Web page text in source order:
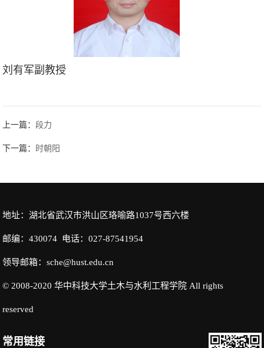
刘有军副教授
上一篇：段力
下一篇： 时朝阳
地址：湖北省武汉市洪山区珞喻路1037号西六楼
邮编：430074 电话：027-87541954
领导邮箱：sche@hust.edu.cn
© 2008-2020 华中科技大学土木与水利工程学院 All rights
reserved
常用链接